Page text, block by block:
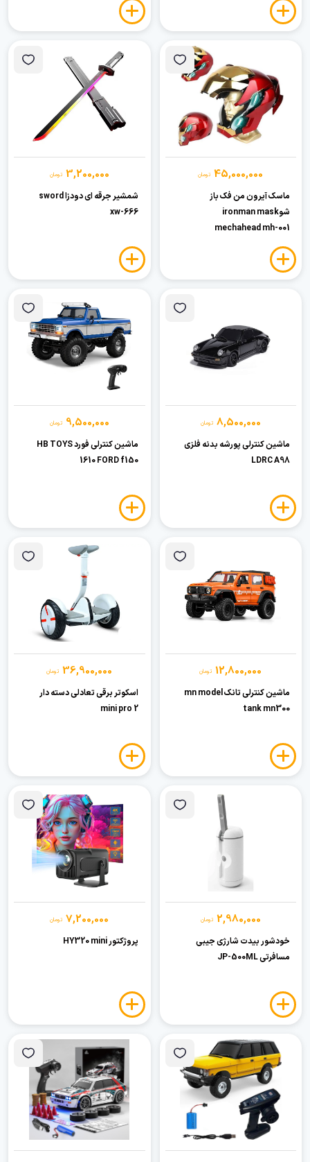
45,000,000 تومان
ماسک آیرون من فک باز
شوironman mask
mechahead mh-001
3,200,000 تومان
شمشیر جرقه ای دودزا sword
xw-666
8,500,000 تومان
ماشین کنترلی پورشه بدنه فلزی
LDRC A98
9,500,000 تومان
ماشین کنترلی فورد HB TOYS
1610 FORD f150
12,800,000 تومان
ماشین کنترلی تانک mn model
tank mn300
36,900,000 تومان
اسکوتر برقی تعادلی دسته دار
mini pro 2
2,980,000 تومان
خودشور بیدت شارژی جیبی
مسافرتی JP-500ML
7,200,000 تومان
پروژکتور HY320 mini